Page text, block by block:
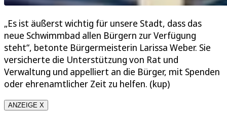
„Es ist äußerst wichtig für unsere Stadt, dass das
neue Schwimmbad allen Bürgern zur Verfügung
steht“, betonte Bürgermeisterin Larissa Weber. Sie
versicherte die Unterstützung von Rat und
Verwaltung und appelliert an die Bürger, mit Spenden
oder ehrenamtlicher Zeit zu helfen. (kup)
ANZEIGE X